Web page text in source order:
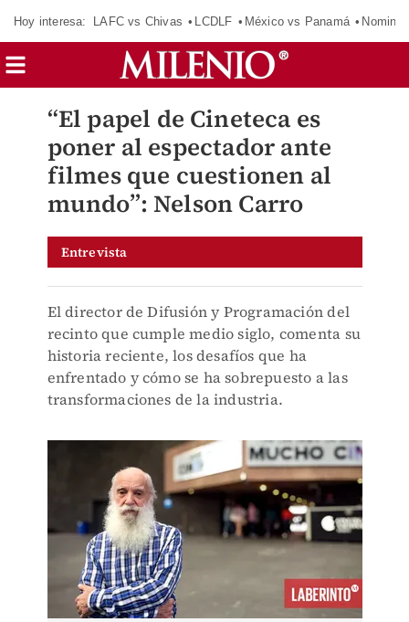
Hoy interesa: LAFC vs Chivas LCDLF México vs Panamá
“El papel de Cineteca es
poner al espectador ante
filmes que cuestionen al
mundo”: Nelson Carro
Entrevista
El director de Difusión y Programación del
recinto que cumple medio siglo, comenta su
historia reciente, los desafíos que ha
enfrentado y cómo se ha sobrepuesto a las
transformaciones de la industria.